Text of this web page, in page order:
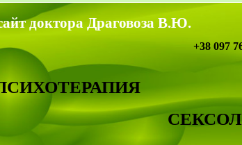
доктора Драговоза В.Ю.
+38 097